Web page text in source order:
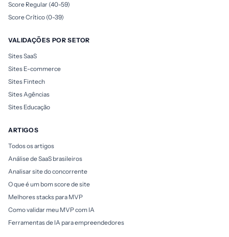
Score Regular (40-59)
Score Crítico (0-39)
VALIDAÇÕES POR SETOR
Sites SaaS
Sites E-commerce
Sites Fintech
Sites Agências
Sites Educação
ARTIGOS
Todos os artigos
Análise de SaaS brasileiros
Analisar site do concorrente
O que é um bom score de site
Melhores stacks para MVP
Como validar meu MVP com IA
Ferramentas de IA para empreendedores